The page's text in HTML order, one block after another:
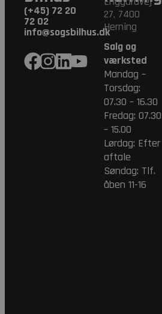
(+45) 72 20
72 02
info@sogsbilhus.dk
27, 7400
Herning
Salg og
værksted
Mandag –
Torsdag:
07.30 – 16.30
Fredag: 07.30
– 15.00
Lørdag: Efter
aftale
Søndag: Tlf.
åben 11-16